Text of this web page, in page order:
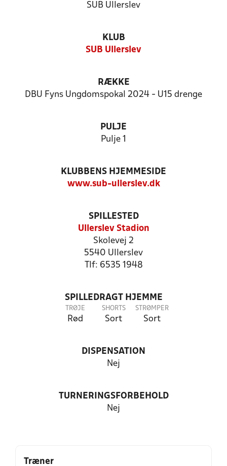
SUB Ullerslev
KLUB
SUB Ullerslev
RÆKKE
DBU Fyns Ungdomspokal 2024 - U15 drenge
PULJE
Pulje 1
KLUBBENS HJEMMESIDE
www.sub-ullerslev.dk
SPILLESTED
Ullerslev Stadion
Skolevej 2
5540 Ullerslev
Tlf: 6535 1948
SPILLEDRAGT HJEMME
TRØJE
Rød
SHORTS
Sort
STRØMPER
Sort
DISPENSATION
Nej
TURNERINGSFORBEHOLD
Nej
Træner